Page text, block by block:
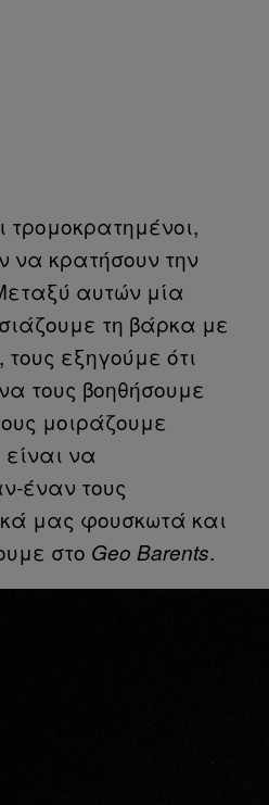
τρομοκρατημένοι,
κρατήσουν την
αυτών μία
τη βάρκα με
εξηγούμε ότι
τους βοηθήσουμε
μοιράζουμε
να
έναν τους
μας φουσκωτά και
στο Geo Barents.